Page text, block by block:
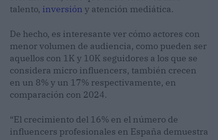
talento, inversión y atención mediática.
De hecho, es interesante ver cómo actores con
menor volumen de audiencia, como pueden ser
aquellos con 1K y 10K seguidores a los que se
considera micro influencers, también crecen
en un 8% y un 17% respectivamente, en
comparación con 2024.
“El crecimiento del 16% en el número de
influencers profesionales en España demuestra